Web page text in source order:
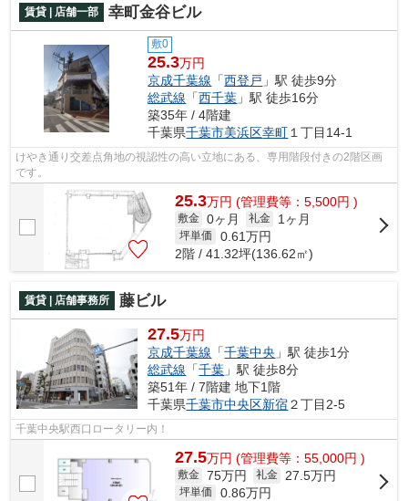
賃貸 | 店舗一部 幸町金谷ビル
敷0
25.3万円
京成千葉線 「西登戸 」駅 徒歩9分
総武線 「西千葉 」駅 徒歩16分
築35年 / 4階建
千葉県千葉市美浜区幸町 １丁目14-1
けやき通り交差点角地の視認性の高い立地にある、専用階段付きの2階区画
です。
25.3万円 (管理費等：5,500円 )
敷金 0ヶ月 礼金 1ヶ月
坪単価 0.61万円
2階 / 41.32坪(136.62㎡)
賃貸 | 店舗事務所 藤ビル
27.5万円
京成千葉線 「千葉中央 」駅 徒歩1分
総武線 「千葉 」駅 徒歩8分
築51年 / 7階建 地下1階
千葉県千葉市中央区新宿２丁目2-5
千葉中央駅西口ロータリー内！
27.5万円 (管理費等：55,000円 )
敷金 75万円 礼金 27.5万円
坪単価 0.86万円